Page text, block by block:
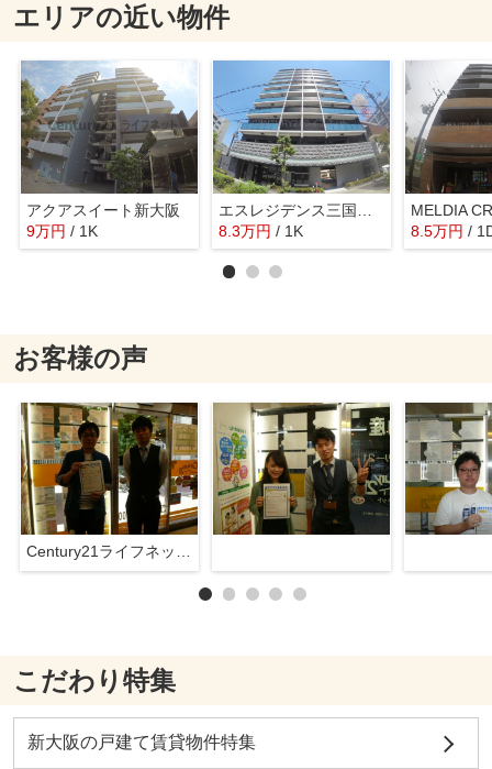
エリアの近い物件
アクアスイート新大阪
9万円 / 1K
8.3万円 / 1K 8.5万円 /
お客様の声
Century21ライフネット新大阪店
こだわり特集
新大阪の戸建て賃貸物件特集